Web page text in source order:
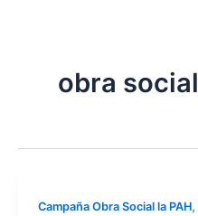
obra social
Campaña Obra Social la PAH,